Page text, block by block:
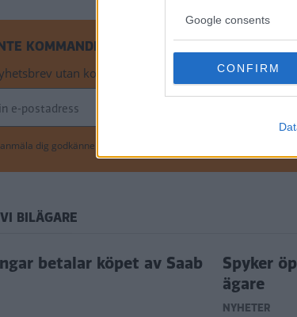
Google consents
CONFIRM
KOMMANDE ARTIKLAR OM NYHETER
utan kostnad
dig godkänner du OK-förlagets
BILÄGARE
betalar köpet av Saab
Spyker
ägare
NYHETER